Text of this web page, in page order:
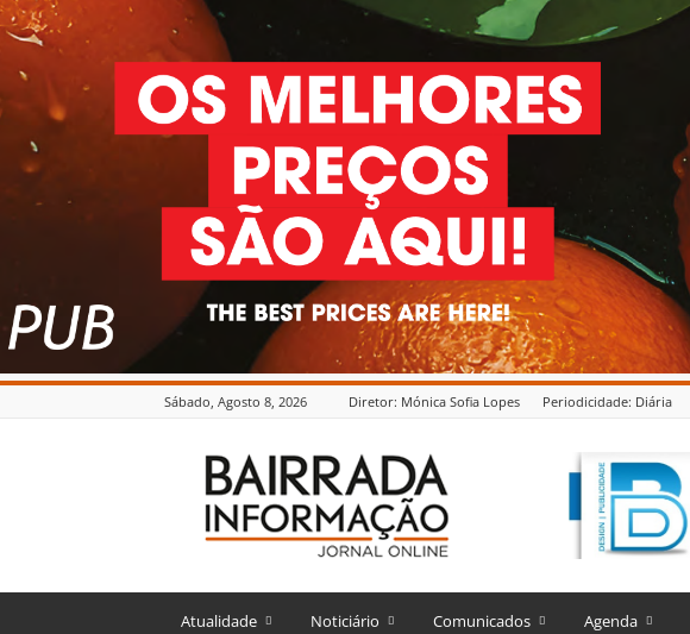
Sábado, Agosto 8, 2026 Diretor: Mónica Sofia Lopes Periodicidade: Diária
Bairrada
Informação
Atualidade Noticiário Comunicados Agenda